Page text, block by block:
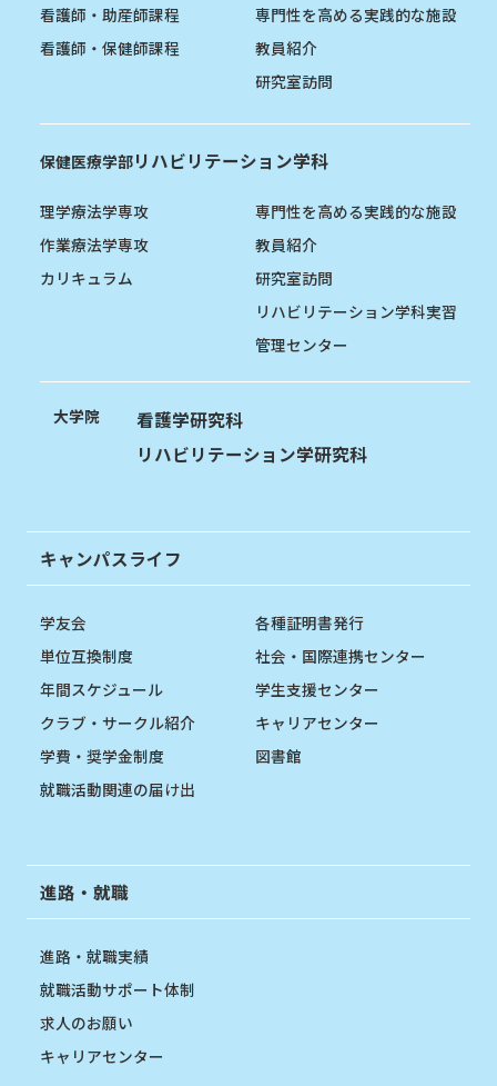
看護師・助産師課程
看護師・保健師課程
専門性を高める実践的な施設
教員紹介
研究室訪問
保健医療学部リハビリテーション学科
理学療法学専攻
作業療法学専攻
カリキュラム
専門性を高める実践的な施設
教員紹介
研究室訪問
リハビリテーション学科実習
管理センター
大学院
看護学研究科
リハビリテーション学研究科
キャンパスライフ
学友会
単位互換制度
年間スケジュール
クラブ・サークル紹介
学費・奨学金制度
就職活動関連の届け出
各種証明書発行
社会・国際連携センター
学生支援センター
キャリアセンター
図書館
進路・就職
進路・就職実績
就職活動サポート体制
求人のお願い
キャリアセンター